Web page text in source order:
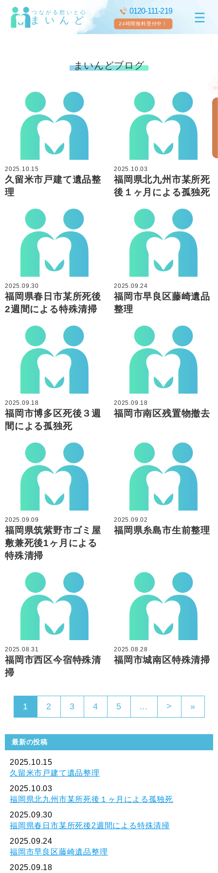
つながる想いと心
まいんど
0120-111-219
24時間無料受付中！
まいんどブログ
2025.10.15
久留米市戸建て遺品整
理
2025.10.03
福岡県北九州市某所死
後１ヶ月による孤独死
2025.09.30
福岡県春日市某所死後
2週間による特殊清掃
2025.09.24
福岡市早良区藤崎遺品
整理
2025.09.18
福岡市博多区死後３週
間による孤独死
2025.09.18
福岡市南区残置物撤去
2025.09.09
福岡県筑紫野市ゴミ屋
敷兼死後1ヶ月による
特殊清掃
2025.09.02
福岡県糸島市生前整理
2025.08.31
福岡市西区今宿特殊清
掃
2025.08.28
福岡市城南区特殊清掃
1 2 3 4 5 ... > »
最新の投稿
2025.10.15
久留米市戸建て遺品整理
2025.10.03
福岡県北九州市某所死後１ヶ月による孤独死
2025.09.30
福岡県春日市某所死後2週間による特殊清掃
2025.09.24
福岡市早良区藤崎遺品整理
2025.09.18